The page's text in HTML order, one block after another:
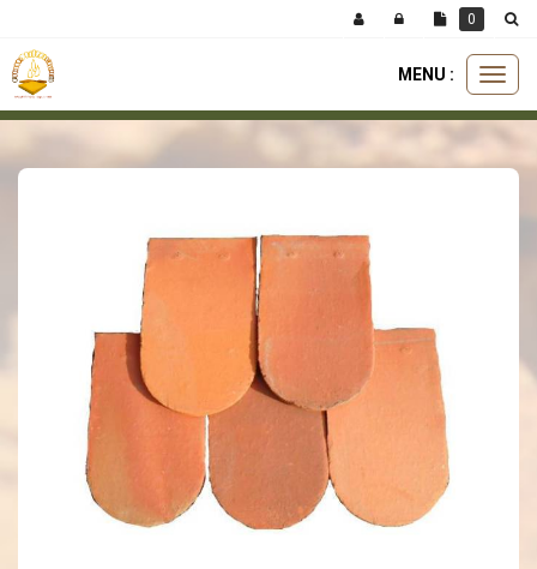
menu
MENU :
toiture
0